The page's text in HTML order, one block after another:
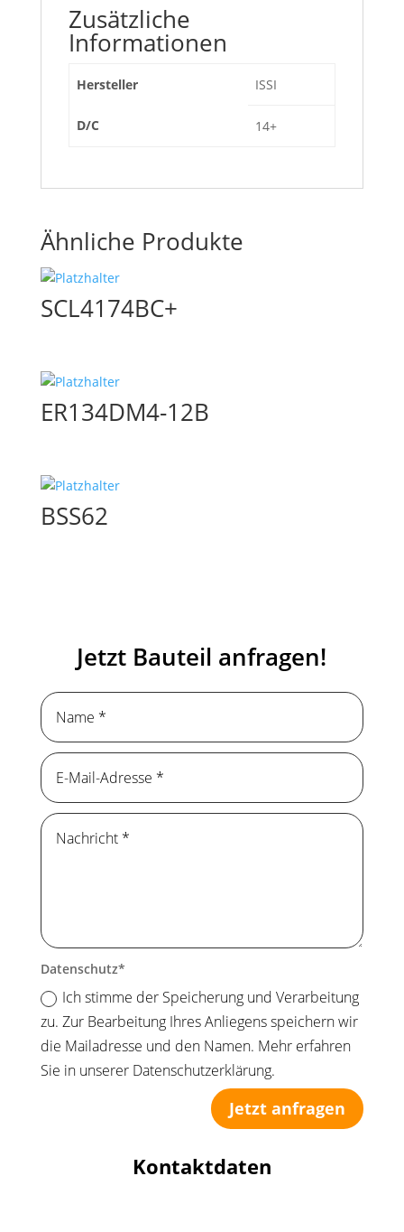
Zusätzliche
Informationen
Hersteller ISSI
D/C 14+
Ähnliche Produkte
SCL4174BC+
ER134DM4-12B
BSS62
Jetzt Bauteil anfragen!
Datenschutz
Ich stimme der Speicherung und Verarbeitung
zu. Zur Bearbeitung Ihres Anliegens speichern wir
die Mailadresse und den Namen. Mehr erfahren
Sie in unserer Datenschutzerklärung.
Jetzt anfragen
Kontaktdaten